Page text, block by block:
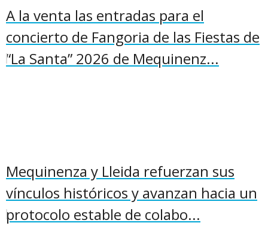
A la venta las entradas para el
concierto de Fangoria de las Fiestas de
“La Santa” 2026 de Mequinenz...
Mequinenza y Lleida refuerzan sus
vínculos históricos y avanzan hacia un
protocolo estable de colabo...